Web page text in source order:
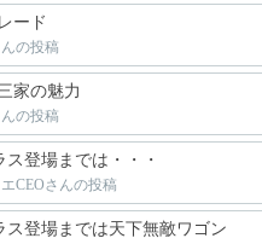
ード
の投稿
家の魅力
の投稿
ス登場までは・・・
CEOさんの投稿
ス登場までは天下無敵ワゴン